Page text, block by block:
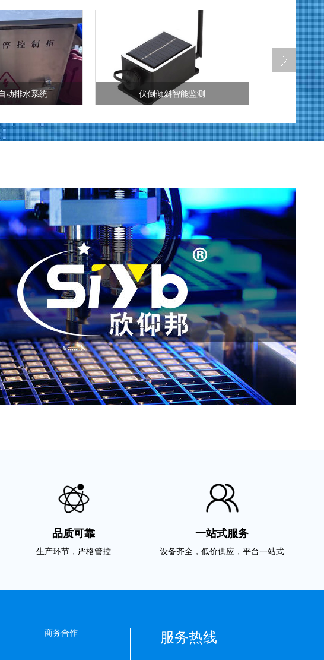
伏倒倾斜智能监测 地下车库亮度监测系统
品质可靠
生产环节，严格管控
一站式服务
设备齐全，低价供应，平台一站式
商务合作 服务热线